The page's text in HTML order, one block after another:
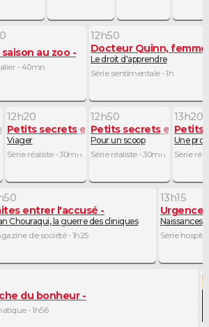
saison au zoo
- 40mn
12h50
Docteur Quinn,
Le droit d'apprendre
Série sentimentale - 1h
voisins
12h20
Petits secrets entre voisins
Viager
Série réaliste - 30mn
12h50
Petits secrets entre
Pour un scoop
Série réaliste - 30mn
13h20
Petits
Une
Série
entrer l'accusé
Chouraqui, la guerre des cliniques
de société - 1h25
13h15
Urgences
Naissances
Série
du bonheur
- 1h56